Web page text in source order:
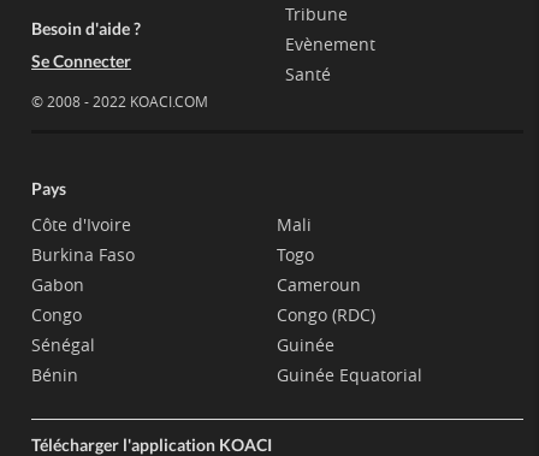
Besoin d'aide ?
Se Connecter
© 2008 - 2022 KOACI.COM
Tribune
Evènement
Santé
Pays
Côte d'Ivoire
Burkina Faso
Gabon
Congo
Sénégal
Bénin
Mali
Togo
Cameroun
Congo (RDC)
Guinée
Guinée Equatorial
Télécharger l'application KOACI